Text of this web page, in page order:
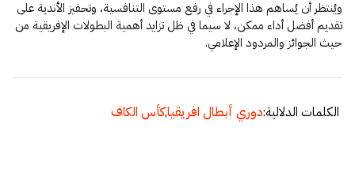
ويُنتظر أن يُساهم هذا الإجراء في رفع مستوى التنافسية، وتحفيز الأندية على
تقديم أفضل أداء ممكن، لا سيما في ظل تزايد أهمية البطولات الإفريقية من
حيث الجوائز والمردود الإعلامي.
الكلمات الدلالية:دوري أبطال افريقيا,كأس الكاف